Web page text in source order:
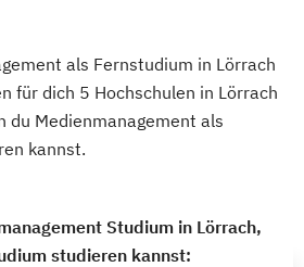
als Fernstudium in Lörrach
für dich 5 Hochschulen in Lörrach
du Medienmanagement als
kannst.
Studium in Lörrach,
studieren kannst: